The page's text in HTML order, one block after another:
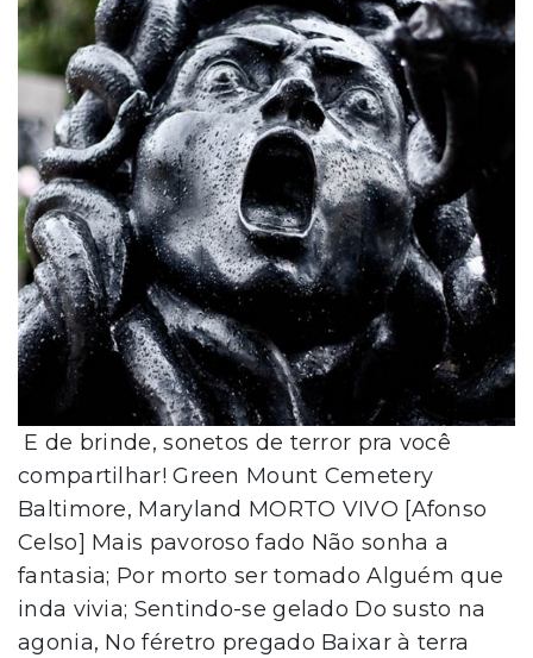
E de brinde, sonetos de terror pra você
compartilhar! Green Mount Cemetery
Baltimore, Maryland MORTO VIVO [Afonso
Celso] Mais pavoroso fado Não sonha a
fantasia; Por morto ser tomado Alguém que
inda vivia; Sentindo-se gelado Do susto na
agonia, No féretro pregado Baixar à terra